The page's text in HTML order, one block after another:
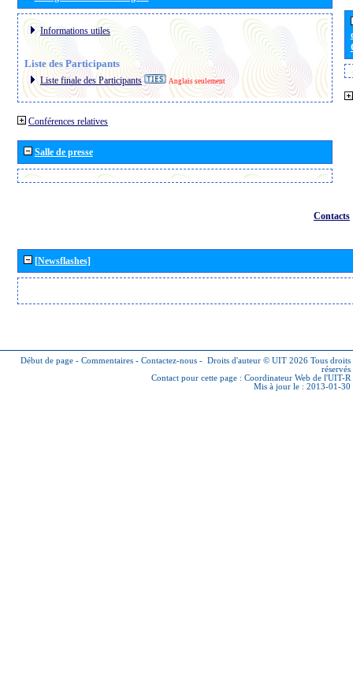
Informations utiles
Liste des Participants
Liste finale des Participants Anglais seulement
Conférences relatives
Salle de presse
Contacts
[Newsflashes]
Début de page - Commentaires - Contactez-nous - Droits d'auteur © UIT 2026 Tous droits
réservés
Contact pour cette page : Coordinateur Web de l'UIT-R
Mis à jour le : 2013-01-30